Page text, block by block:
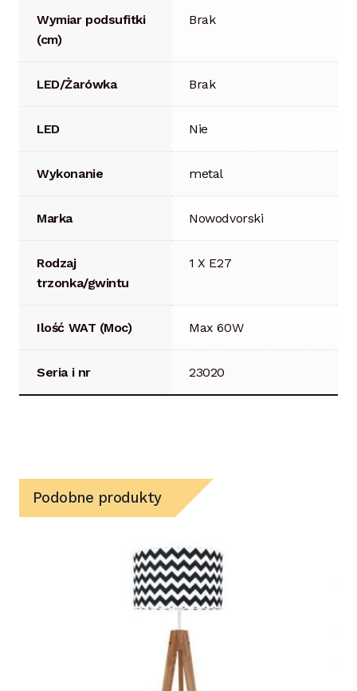
Wymiar podsufitki
(cm)
Brak
LED/Żarówka Brak
LED Nie
Wykonanie metal
Marka Nowodvorski
Rodzaj
trzonka/gwintu
1 X E27
Ilość WAT (Moc) Max 60W
Seria i nr 23020
Podobne produkty